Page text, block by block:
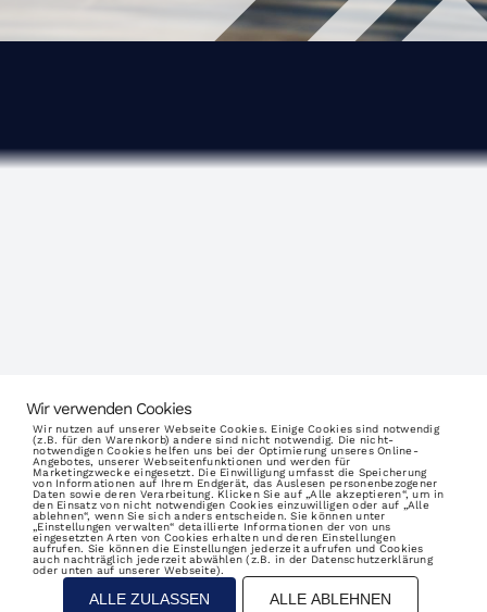
Rheindorfer Str. 70-74
40764Langenfeld (Deutschland)
Tel: + 49 (0) 2173 / 101 397 0
Fax:+ 49 (0) 2173 / 101 397 29
E-Mail:info@mh-d.de
Wir verwenden Cookies
Wir nutzen auf unserer Webseite Cookies. Einige Cookies sind notwendig
(z.B. für den Warenkorb) andere sind nicht notwendig. Die nicht-
notwendigen Cookies helfen uns bei der Optimierung unseres Online-
Angebotes, unserer Webseitenfunktionen und werden für
Marketingzwecke eingesetzt. Die Einwilligung umfasst die Speicherung
von Informationen auf Ihrem Endgerät, das Auslesen personenbezogener
Daten sowie deren Verarbeitung. Klicken Sie auf „Alle akzeptieren“, um in
den Einsatz von nicht notwendigen Cookies einzuwilligen oder auf „Alle
ablehnen“, wenn Sie sich anders entscheiden. Sie können unter
„Einstellungen verwalten“ detaillierte Informationen der von uns
eingesetzten Arten von Cookies erhalten und deren Einstellungen
aufrufen. Sie können die Einstellungen jederzeit aufrufen und Cookies
auch nachträglich jederzeit abwählen (z.B. in der Datenschutzerklärung
oder unten auf unserer Webseite).
ALLE ZULASSEN ALLE ABLEHNEN